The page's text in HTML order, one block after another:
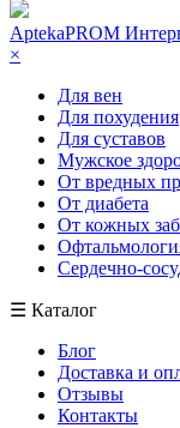
AptekaPROM
×
Для вен
Для похудения
Для суставов
Мужское
От вредных
От диабета
От кожных
Сердечно-
☰ Каталог
Блог
Доставка и
Отзывы
Контакты